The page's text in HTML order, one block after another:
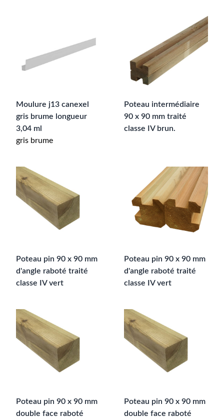
Moulure j13 canexel
gris brume longueur
3,04 ml
gris brume
Poteau intermédiaire
90 x 90 mm traité
classe IV brun.
Poteau pin 90 x 90 mm
d'angle raboté traité
classe IV vert
Poteau pin 90 x 90 mm
d'angle raboté traité
classe IV vert
Poteau pin 90 x 90 mm
double face raboté
Poteau pin 90 x 90 mm
double face raboté